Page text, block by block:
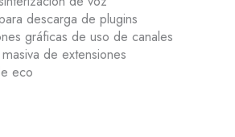
descarga de plugins
gráficas de uso de canales
de extensiones
eco